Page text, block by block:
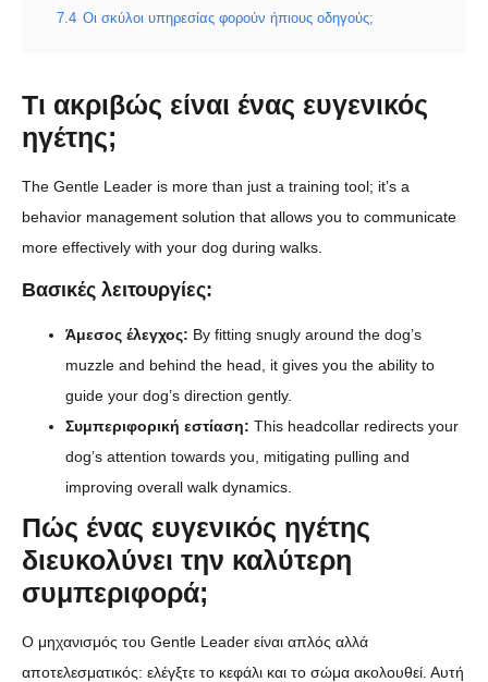
7.4 Οι σκύλοι υπηρεσίας φορούν ήπιους οδηγούς;
Τι ακριβώς είναι ένας ευγενικός
ηγέτης;
The Gentle Leader is more than just a training tool; it’s a
behavior management solution that allows you to communicate
more effectively with your dog during walks.
Βασικές λειτουργίες:
Άμεσος έλεγχος: By fitting snugly around the dog’s
muzzle and behind the head, it gives you the ability to
guide your dog’s direction gently.
Συμπεριφορική εστίαση: This headcollar redirects your
dog’s attention towards you, mitigating pulling and
improving overall walk dynamics.
Πώς ένας ευγενικός ηγέτης
διευκολύνει την καλύτερη
συμπεριφορά;
Ο μηχανισμός του Gentle Leader είναι απλός αλλά
αποτελεσματικός: ελέγξτε το κεφάλι και το σώμα ακολουθεί. Αυτή